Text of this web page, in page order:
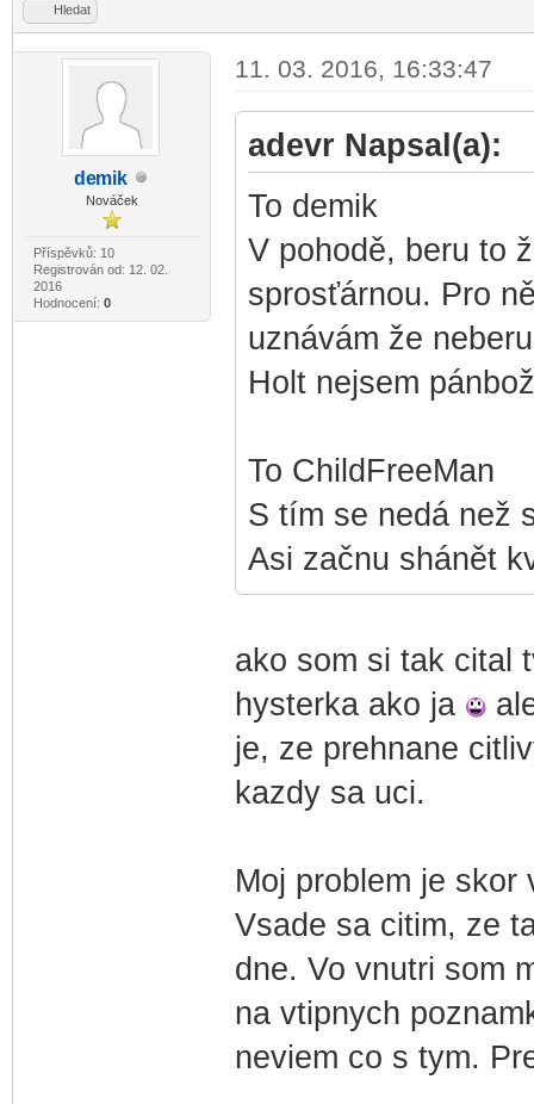
Hledat
demik
Nováček
Příspěvků: 10
Registrován od: 12. 02.
2016
Hodnocení: 0
11. 03. 2016, 16:33:47
adevr Napsal(a):
To demik
V pohodě, beru to
sprosťárnou. Pro
uznávám že
Holt nejsem
To ChildFreeMan
S tím se nedá než
Asi začnu shánět
ako som si tak cital
hysterka ako ja
je, ze prehnane
kazdy sa uci.
Moj problem je
Vsade sa citim, ze
dne. Vo vnutri som
na vtipnych
neviem co s tym.